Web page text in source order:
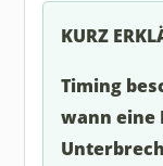
KURZ
Timing
wann eine